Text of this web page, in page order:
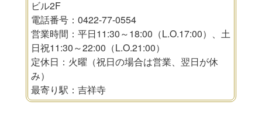
ビル2F
電話番号：0422-77-0554
営業時間：平日11:30～18:00（L.O.17:00）、土
日祝11:30～22:00（L.O.21:00）
定休日：火曜（祝日の場合は営業、翌日が休
み）
最寄り駅：吉祥寺